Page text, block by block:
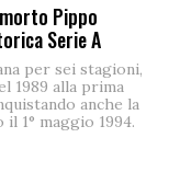
Pippo
Serie A
per sei stagioni,
1989 alla prima
anche la
1° maggio 1994.